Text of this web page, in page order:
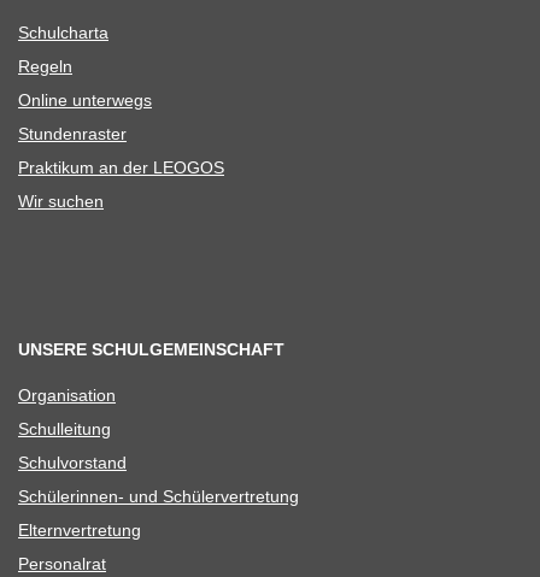
Schul­charta
Regeln
Online unter­wegs
Stun­den­ras­ter
Prak­ti­kum an der LEOGOS
Wir suchen
UNSERE SCHULGEMEINSCHAFT
Orga­ni­sa­tion
Schul­lei­tung
Schul­vor­stand
Schü­le­rin­nen- und Schülervertretung
Eltern­ver­tre­tung
Per­so­nal­rat